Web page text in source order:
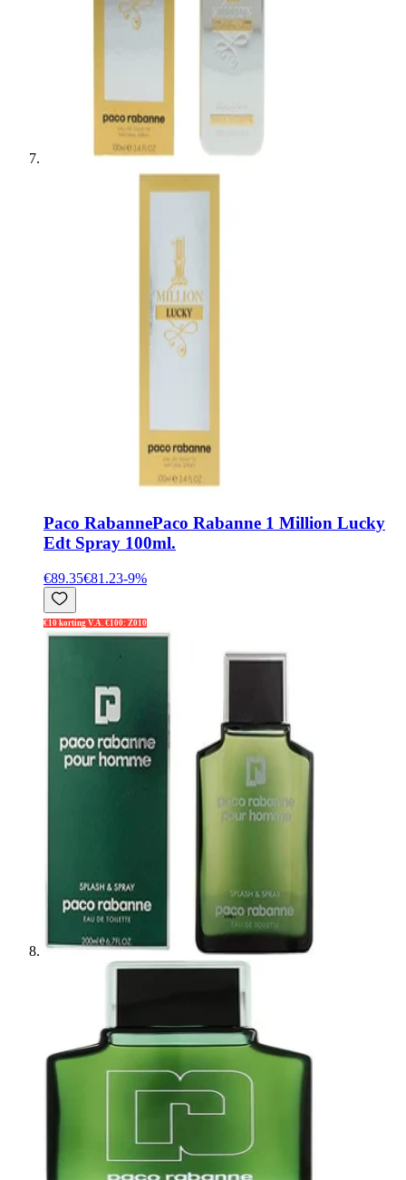
Paco RabannePaco Rabanne 1 Million Lucky
Edt Spray 100ml.
€89.35€81.23-9%
€10 korting V.A. €100: Z010